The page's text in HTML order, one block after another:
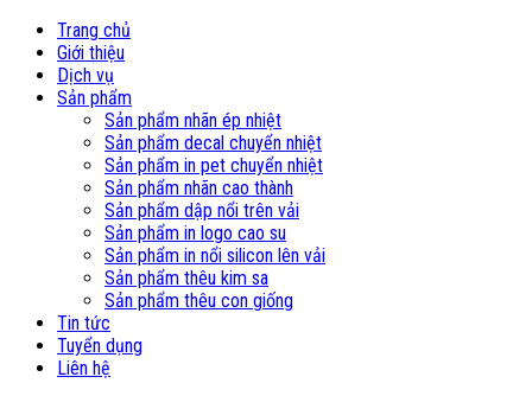
Trang chủ
Giới thiệu
Dịch vụ
Sản phẩm
Sản phẩm nhãn ép nhiệt
Sản phẩm decal chuyển nhiệt
Sản phẩm in pet chuyển nhiệt
Sản phẩm nhãn cao thành
Sản phẩm dập nổi trên vải
Sản phẩm in logo cao su
Sản phẩm in nổi silicon lên vải
Sản phẩm thêu kim sa
Sản phẩm thêu con giống
Tin tức
Tuyển dụng
Liên hệ